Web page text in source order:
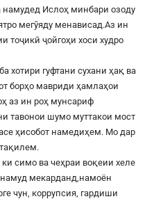
Ислоҳ минбари озоду
мегӯяду менависад.Аз ин
тоҷикӣ ҷойгоҳи хоси худро
хотири гуфтани сухани ҳақ ва
борҳо мавриди ҳамлаҳои
аз ин роҳ мунсариф
тавонои шумо муттакои мост
ҳисобот намедиҳем. Мо дар
симо ва чеҳраи воқеии хеле
мекарданд,намоён
чун, коррупсия, гардиши